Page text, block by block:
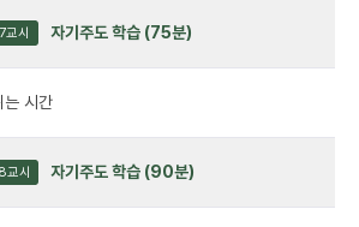
7교시 자기주도 학습 (75분)
는 시간
8교시 자기주도 학습 (90분)